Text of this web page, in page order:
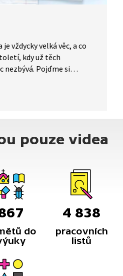
vždycky velká věc, a co
kdy už těch
nezbývá. Pojďme si
královny Alžběty II.
pouze videa
do
4 838
pracovních
listů